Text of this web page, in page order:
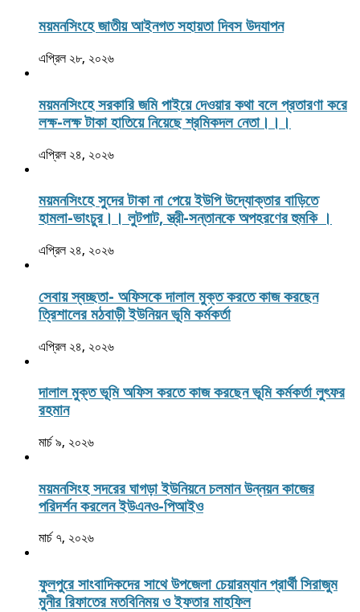
ময়মনসিংহে জাতীয় আইনগত সহায়তা দিবস উদযাপন
এপ্রিল ২৮, ২০২৬
ময়মনসিংহে সরকারি জমি পাইয়ে দেওয়ার কথা বলে প্রতারণা করে
লক্ষ-লক্ষ টাকা হাতিয়ে নিয়েছে শ্রমিকদল নেতা।।।
এপ্রিল ২৪, ২০২৬
ময়মনসিংহে সুদের টাকা না পেয়ে ইউপি উদ্যোক্তার বাড়িতে
হামলা-ভাংচুর।। লুটপাট, স্ত্রী‌-সন্তানকে অপহরণের হুমকি ।
এপ্রিল ২৪, ২০২৬
সেবায় স্বচ্ছতা- অফিসকে দালাল মুক্ত করতে কাজ করছেন
ত্রিশালের মঠবাড়ী ইউনিয়ন ভূমি কর্মকর্তা
এপ্রিল ২৪, ২০২৬
দালাল মুক্ত ভূমি অফিস করতে কাজ করছেন ভূমি কর্মকর্তা লুৎফর
রহমান
মার্চ ৯, ২০২৬
ময়মনসিংহ সদরের ঘাগড়া ইউনিয়নে চলমান উন্নয়ন কাজের
পরিদর্শন করলেন ইউএনও-পিআইও
মার্চ ৭, ২০২৬
ফুলপুরে সাংবাদিকদের সাথে উপজেলা চেয়ারম্যান প্রার্থী সিরাজুম
মুনীর রিফাতের মতবিনিময় ও ইফতার মাহফিল